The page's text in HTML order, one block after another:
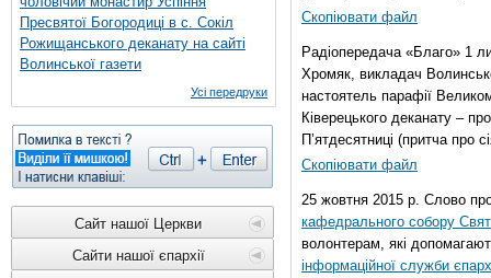
Пресвятої Богородиці в с. Сокіл
Рожищанського деканату на сайті
Волинської газети
Усі передруки
Сайт нашої Церкви
Сайти нашої єпархії
Скопіювати файл
Радіопередача «Благо» 1
Хромяк, викладач
настоятель парафії
Ківерецького деканату –
П’ятдесятниці (притча про
Скопіювати файл
25 жовтня 2015 р. Слово
кафедрального собору
волонтерам, які
інформаційної служби